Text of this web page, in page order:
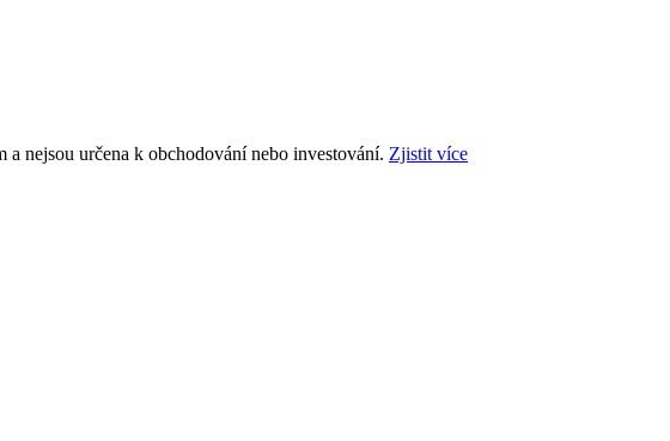
nejsou určena k obchodování nebo investování. Zjistit více